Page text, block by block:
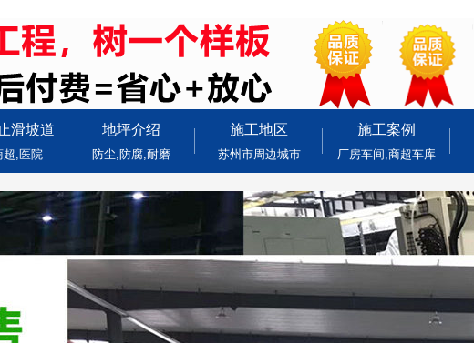
滑坡道
超,医院
地坪介绍
防尘,防腐,耐磨
施工地区
苏州市周边城市
施工案例
厂房车间,商超车库